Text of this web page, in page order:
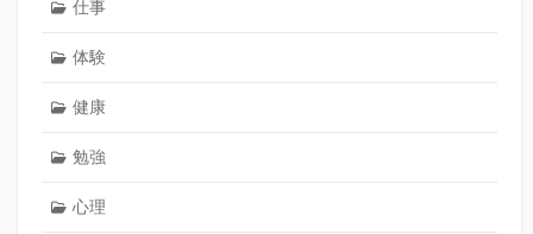
仕事
体験
健康
勉強
心理